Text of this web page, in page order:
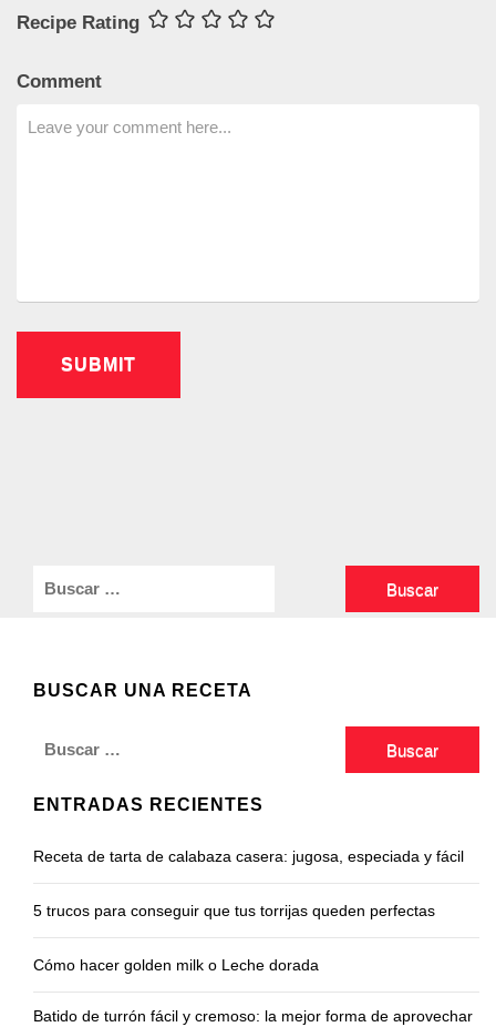
Recipe Rating
Comment
BUSCAR UNA RECETA
Buscar:
ENTRADAS RECIENTES
Receta de tarta de calabaza casera: jugosa, especiada y fácil
5 trucos para conseguir que tus torrijas queden perfectas
Cómo hacer golden milk o Leche dorada
Batido de turrón fácil y cremoso: la mejor forma de aprovechar